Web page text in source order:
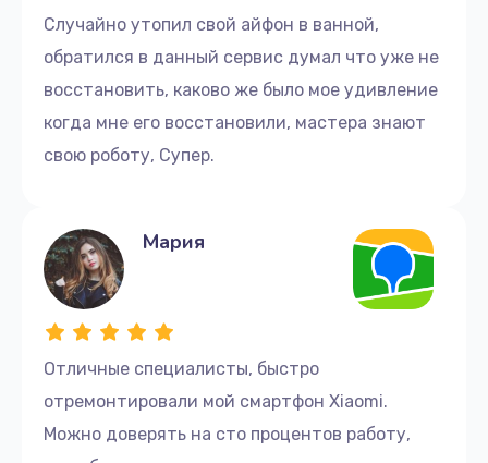
Случайно утопил свой айфон в ванной,
обратился в данный сервис думал что уже не
восстановить, каково же было мое удивление
когда мне его восстановили, мастера знают
свою роботу, Супер.
Отличные cпециалисты, быстро
отремонтировали мой смартфон Xiaomi.
Можно доверять на сто процентов работу,
Мария